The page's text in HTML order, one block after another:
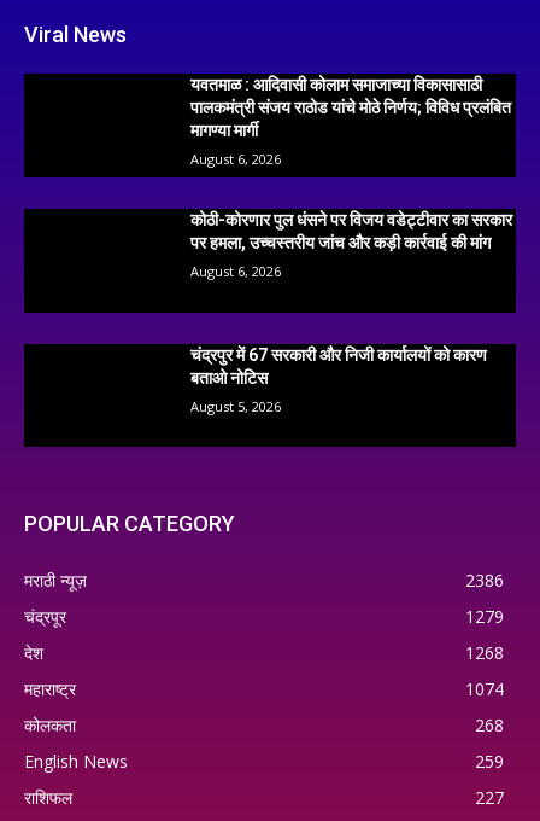
Viral News
यवतमाळ : आदिवासी कोलाम समाजाच्या विकासासाठी
पालकमंत्री संजय राठोड यांचे मोठे निर्णय; विविध प्रलंबित
मागण्या मार्गी
August 6, 2026
कोठी-कोरणार पुल धंसने पर विजय वडेट्टीवार का सरकार
पर हमला, उच्चस्तरीय जांच और कड़ी कार्रवाई की मांग
August 6, 2026
चंद्रपुर में 67 सरकारी और निजी कार्यालयों को कारण
बताओ नोटिस
August 5, 2026
POPULAR CATEGORY
मराठी न्यूज़
2386
चंद्रपूर
1279
देश
1268
महाराष्ट्र
1074
कोलकता
268
English News
259
राशिफल
227